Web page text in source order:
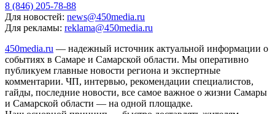
8 (846) 205-78-88
Для новостей: news@450media.ru
Для рекламы: reklama@450media.ru
450media.ru — надежный источник актуальной информации о
событиях в Самаре и Самарской области. Мы оперативно
публикуем главные новости региона и экспертные
комментарии. ЧП, интервью, рекомендации специалистов,
гайды, последние новости, все самое важное о жизни Самары
и Самарской области — на одной площадке.